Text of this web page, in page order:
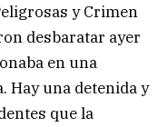
y Crimen
desbaratar ayer
en una
Hay una detenida y
que la